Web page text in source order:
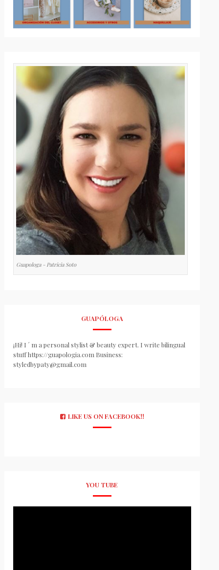
Guapologa - Patricia Soto
GUAPÓLOGA
¡Hi! I ´ m a personal stylist & beauty expert. I write bilingual
stuff https://guapologia.com Business:
styledbypaty@gmail.com
LIKE US ON FACEBOOK!!
YOU TUBE